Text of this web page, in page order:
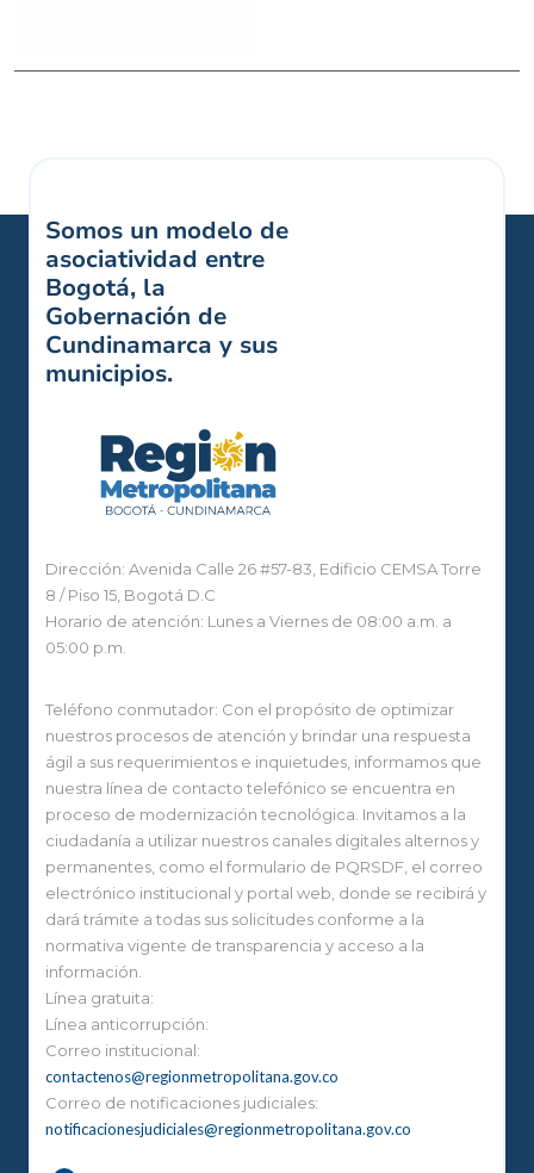
Somos un modelo de
asociatividad entre
Bogotá, la
Gobernación de
Cundinamarca y sus
municipios.
Dirección: Avenida Calle 26 #57-83, Edificio CEMSA Torre
8 / Piso 15, Bogotá D.C
Horario de atención: Lunes a Viernes de 08:00 a.m. a
05:00 p.m.
Teléfono conmutador: Con el propósito de optimizar
nuestros procesos de atención y brindar una respuesta
ágil a sus requerimientos e inquietudes, informamos que
nuestra línea de contacto telefónico se encuentra en
proceso de modernización tecnológica. Invitamos a la
ciudadanía a utilizar nuestros canales digitales alternos y
permanentes, como el formulario de PQRSDF, el correo
electrónico institucional y portal web, donde se recibirá y
dará trámite a todas sus solicitudes conforme a la
normativa vigente de transparencia y acceso a la
información.
Línea gratuita:
Línea anticorrupción:
Correo institucional:
contactenos@regionmetropolitana.gov.co
Correo de notificaciones judiciales:
notificacionesjudiciales@regionmetropolitana.gov.co